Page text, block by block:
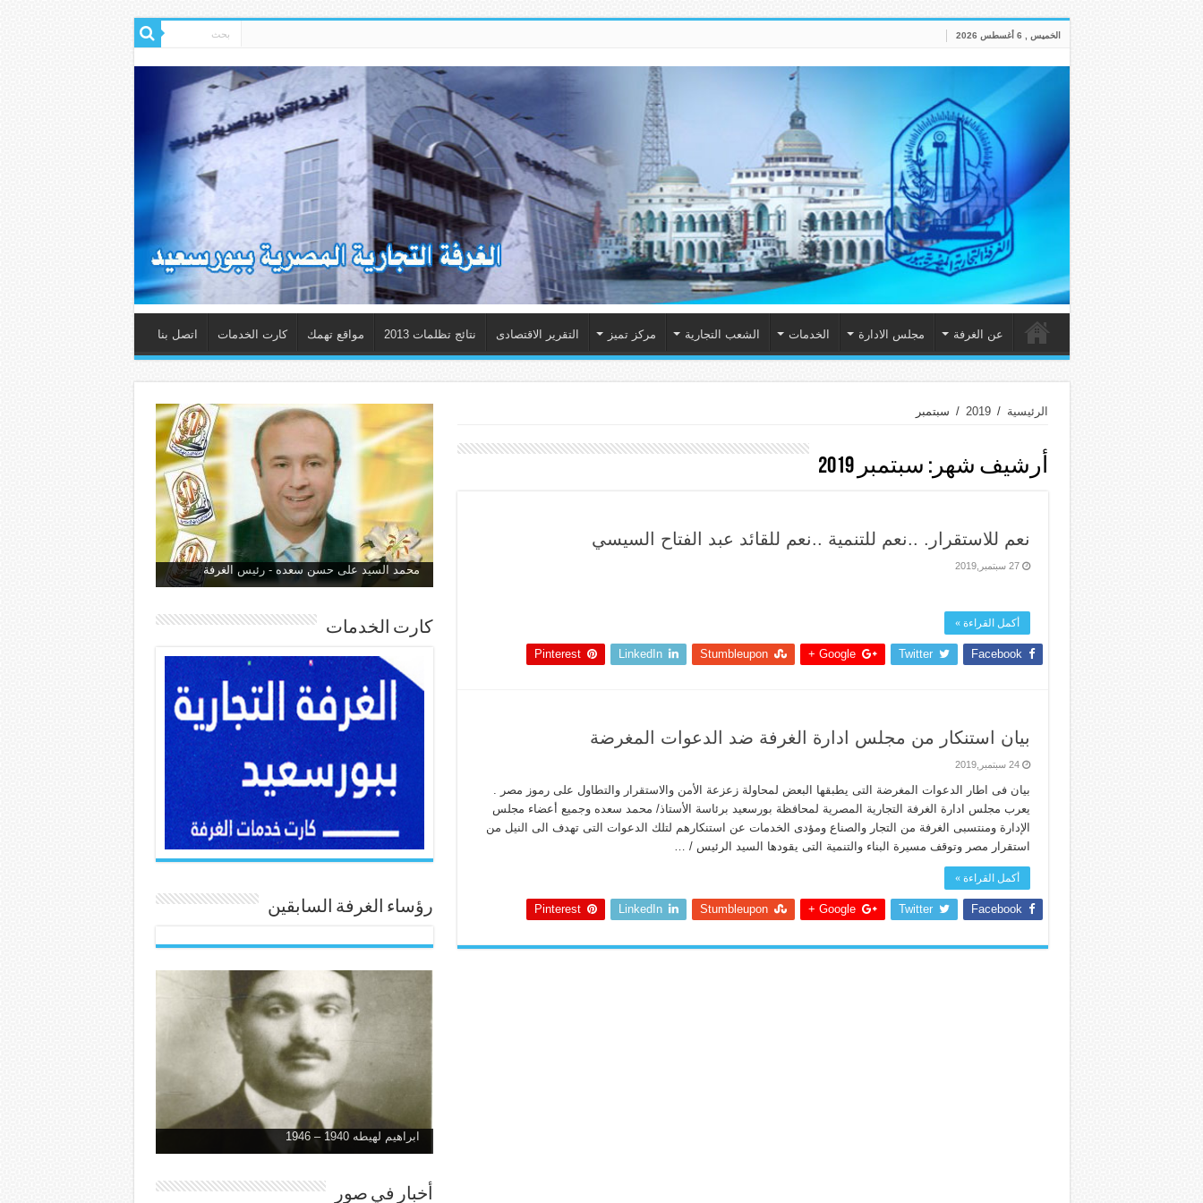
الخميس , 6 أغسطس 2026
عن الغرفة مجلس الادارة الخدمات الشعب التجارية مركز تميز التقرير الاقتصادى نتائج تظلمات 2013 مواقع تهمك كارت الخدمات اتصل بنا
الرئيسية /
2019
/ سبتمبر
أرشيف شهر: سبتمبر 2019
نعم للاستقرار. ..نعم للتنمية ..نعم للقائد عبد الفتاح السيسي
27 سبتمبر,2019
أكمل القراءة »
Facebook
Twitter
Google +
Stumbleupon
LinkedIn
Pinterest
بيان استنكار من مجلس ادارة الغرفة ضد الدعوات المغرضة
24 سبتمبر,2019
بيان فى اطار الدعوات المغرضة التى يطبقها البعض لمحاولة زعزعة الأمن والاستقرار والتطاول على رموز مصر .
يعرب مجلس ادارة الغرفة التجارية المصرية لمحافظة بورسعيد برئاسة الأستاذ/ محمد سعده وجميع أعضاء مجلس
الإدارة ومنتسبى الغرفة من التجار والصناع ومؤدى الخدمات عن استنكارهم لتلك الدعوات التى تهدف الى النيل من
استقرار مصر وتوقف مسيرة البناء والتنمية التى يقودها السيد الرئيس / …
أكمل القراءة »
Facebook
Twitter
Google +
Stumbleupon
LinkedIn
Pinterest
محمد السيد على حسن سعده - رئيس الغرفة
كارت الخدمات
رؤساء الغرفة السابقين
ابراهيم لهيطه 1940 – 1946
أخبار في صور